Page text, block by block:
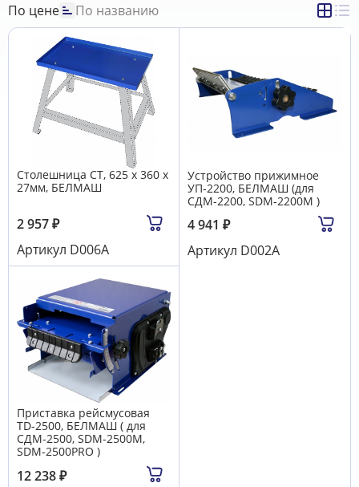
По цене По названию
Столешница СТ, 625 х 360 х
27мм, БЕЛМАШ
2 957₽
Артикул D006A
Устройство прижимное
УП-2200, БЕЛМАШ (для
СДМ-2200, SDM-2200M )
4 941 ₽
Артикул D002A
Приставка рейсмусовая
TD-2500, БЕЛМАШ ( для
СДМ-2500, SDM-2500M,
SDM-2500PRO )
12 238₽